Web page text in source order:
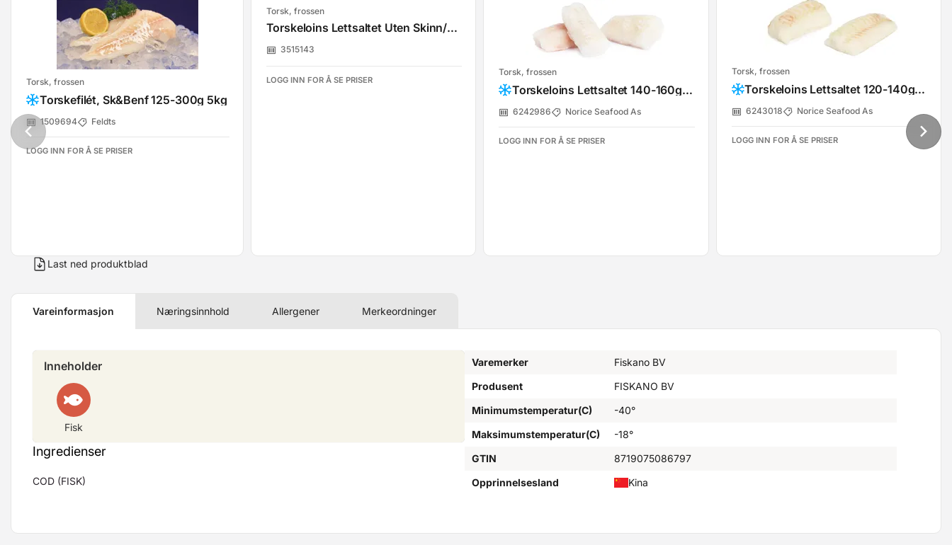
Torsk, frossen
Torskefilét, Sk&Benf 125-300g 5kg
1509694 Feldts
LOGG INN FOR Å SE PRISER
Torsk, frossen
Torskeloins Lettsaltet Uten Skinn/Bein Msc 120/140
3515143
LOGG INN FOR Å SE PRISER
Torsk, frossen
Torskeloins Lettsaltet 140-160g Msc 2,5kg
6242986 Norice Seafood As
LOGG INN FOR Å SE PRISER
Torsk, frossen
Torskeloins Lettsaltet 120-140g Msc
6243018 Norice Seafood As
LOGG INN FOR Å SE PRISER
Last ned produktblad
Vareinformasjon Næringsinnhold Allergener Merkeordninger
Inneholder
Fisk
Ingredienser
COD (FISK)
Varemerker
Fiskano BV
Produsent
FISKANO BV
Minimumstemperatur(C)
-40°
Maksimumstemperatur(C)
-18°
GTIN
8719075086797
Opprinnelsesland
Kina